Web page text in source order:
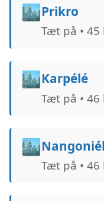
🏙️Prikro
Tæt på • 45
🏙️Karpélé
Tæt på • 46
🏙️
Tæt på • 46